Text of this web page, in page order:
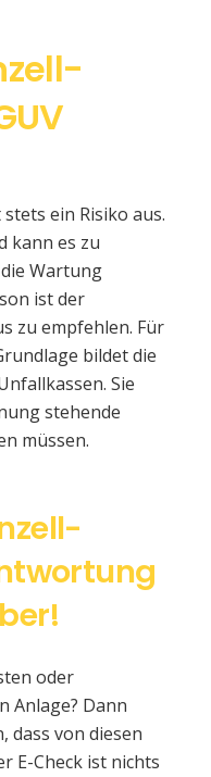
ein Risiko aus.
kann es zu
Wartung
ist der
zu empfehlen. Für
bildet die
Sie
stehende
müssen.
oder
Anlage? Dann
dass von diesen
E-Check ist nichts